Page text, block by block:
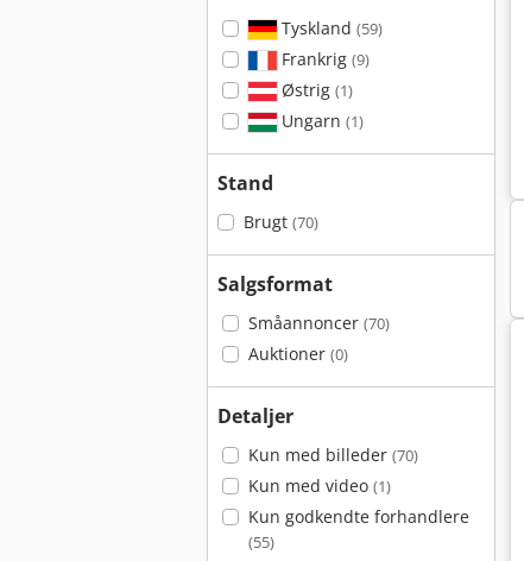
Tyskland (59)
Frankrig (9)
Østrig (1)
Ungarn (1)
Stand
Brugt (70)
Salgsformat
Småannoncer (70)
Auktioner (0)
Detaljer
Kun med billeder (70)
Kun med video (1)
Kun godkendte forhandlere
(55)
Skærm